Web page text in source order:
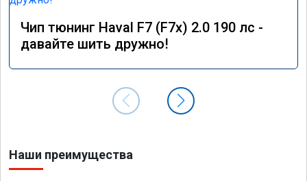
Чип тюнинг Haval F7 (F7x) 2.0 190 лс -
давайте шить дружно!
Наши преимущества